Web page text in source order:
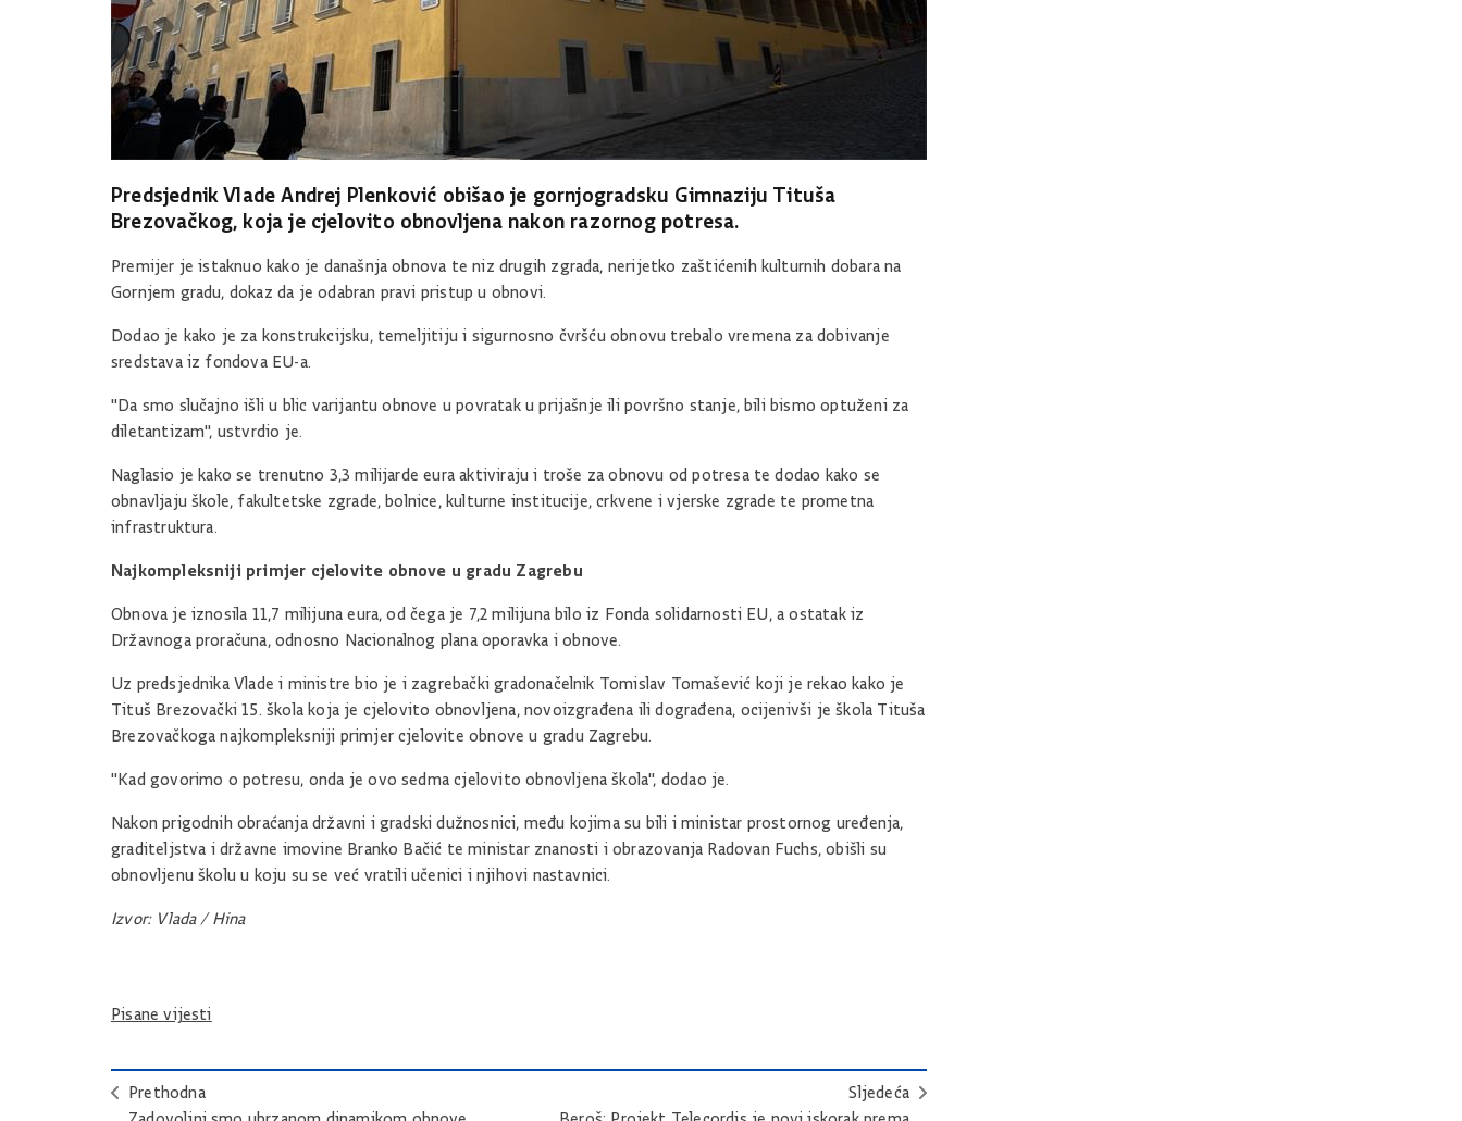
Predsjednik Vlade Andrej Plenković obišao je gornjogradsku Gimnaziju Tituša
Brezovačkog, koja je cjelovito obnovljena nakon razornog potresa.
Premijer je istaknuo kako je današnja obnova te niz drugih zgrada, nerijetko zaštićenih kulturnih dobara na
Gornjem gradu, dokaz da je odabran pravi pristup u obnovi.
Dodao je kako je za konstrukcijsku, temeljitiju i sigurnosno čvršću obnovu trebalo vremena za dobivanje
sredstava iz fondova EU-a.
"Da smo slučajno išli u blic varijantu obnove u povratak u prijašnje ili površno stanje, bili bismo optuženi za
diletantizam", ustvrdio je.
Naglasio je kako se trenutno 3,3 milijarde eura aktiviraju i troše za obnovu od potresa te dodao kako se
obnavljaju škole, fakultetske zgrade, bolnice, kulturne institucije, crkvene i vjerske zgrade te prometna
infrastruktura.
Najkompleksniji primjer cjelovite obnove u gradu Zagrebu
Obnova je iznosila 11,7 milijuna eura, od čega je 7,2 milijuna bilo iz Fonda solidarnosti EU, a ostatak iz
Državnoga proračuna, odnosno Nacionalnog plana oporavka i obnove.
Uz predsjednika Vlade i ministre bio je i zagrebački gradonačelnik Tomislav Tomašević koji je rekao kako je
Tituš Brezovački 15. škola koja je cjelovito obnovljena, novoizgrađena ili dograđena, ocijenivši je škola Tituša
Brezovačkoga najkompleksniji primjer cjelovite obnove u gradu Zagrebu.
"Kad govorimo o potresu, onda je ovo sedma cjelovito obnovljena škola", dodao je.
Nakon prigodnih obraćanja državni i gradski dužnosnici, među kojima su bili i ministar prostornog uređenja,
graditeljstva i državne imovine Branko Bačić te ministar znanosti i obrazovanja Radovan Fuchs, obišli su
obnovljenu školu u koju su se već vratili učenici i njihovi nastavnici.
Izvor: Vlada / Hina
Pisane vijesti
Prethodna
Sljedeća